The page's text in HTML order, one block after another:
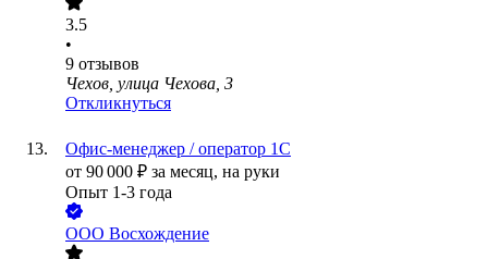
3.5
•
9 отзывов
Чехов, улица Чехова, 3
Откликнуться
Офис-менеджер / оператор 1С
от 90 000 ₽ за месяц, на руки
Опыт 1-3 года
ООО Восхождение